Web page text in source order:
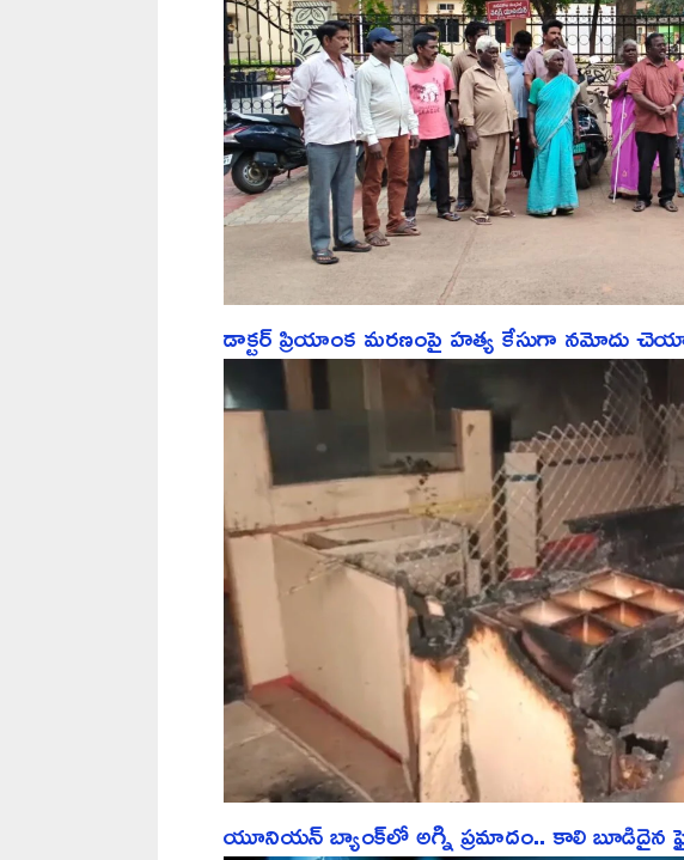
డాక్టర్ ప్రియాంక మరణంపై హత్య కేసుగా నమోదు
యూనియన్ బ్యాంక్‌లో అగ్ని ప్రమాదం.. కాలి బూడిదైన